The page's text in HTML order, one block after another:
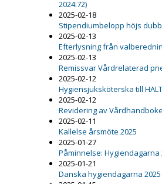
2024:72)
2025-02-18
Stipendiumbelopp höjs
2025-02-13
Efterlysning från
2025-02-13
Remissvar Vårdrelaterad
2025-02-12
Hygiensjuksköterska till
2025-02-12
Revidering av
2025-02-11
Kallelse årsmöte 2025
2025-01-27
Påminnelse: Hygiendagarna
2025-01-21
Danska hygiendagarna 2025